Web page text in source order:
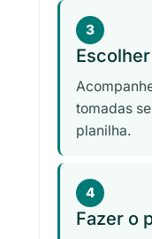
3
tomadas
planilha.
4
Fazer o